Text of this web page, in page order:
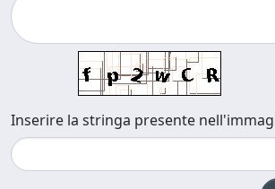
Inserire la stringa presente